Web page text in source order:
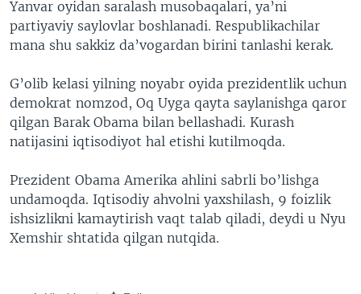
Yanvar oyidan saralash musobaqalari, ya’ni
partiyaviy saylovlar boshlanadi. Respublikachilar
mana shu sakkiz da’vogardan birini tanlashi kerak.
G’olib kelasi yilning noyabr oyida prezidentlik uchun
demokrat nomzod, Oq Uyga qayta saylanishga qaror
qilgan Barak Obama bilan bellashadi. Kurash
natijasini iqtisodiyot hal etishi kutilmoqda.
Prezident Obama Amerika ahlini sabrli bo’lishga
undamoqda. Iqtisodiy ahvolni yaxshilash, 9 foizlik
ishsizlikni kamaytirish vaqt talab qiladi, deydi u Nyu
Xemshir shtatida qilgan nutqida.